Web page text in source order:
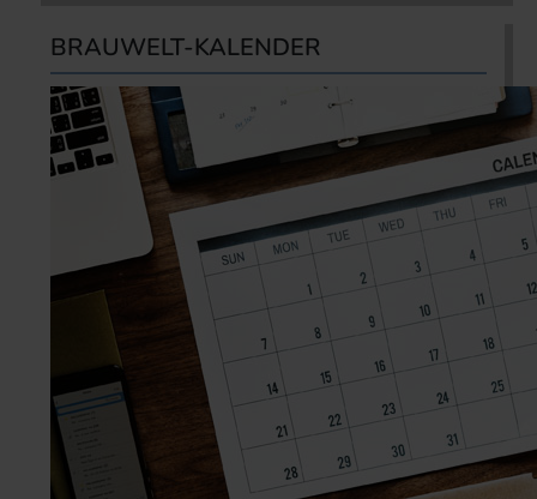
BRAUWELT-KALENDER